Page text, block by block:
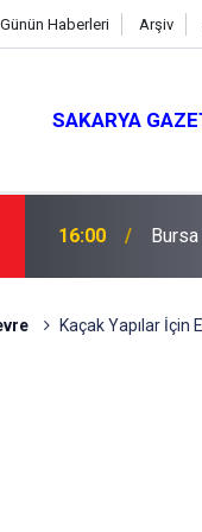
Günün Haberleri Arşiv
SAKARYA
16:00
Kaçak Yapılar İçin